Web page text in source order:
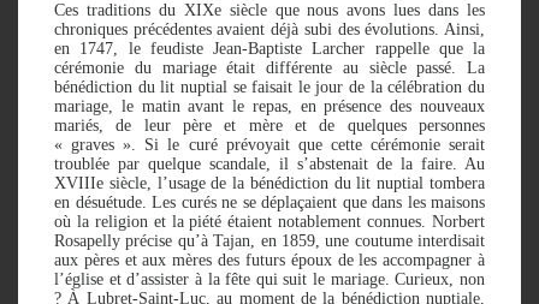
Ces traditions du XIXe siècle que nous avons lues dans les
chroniques précédentes avaient déjà subi des évolutions. Ainsi,
en 1747, le feudiste Jean-Baptiste Larcher rappelle que la
cérémonie du mariage était différente au siècle passé. La
bénédiction du lit nuptial se faisait le jour de la célébration du
mariage, le matin avant le repas, en présence des nouveaux
mariés, de leur père et mère et de quelques personnes
« graves ». Si le curé prévoyait que cette cérémonie serait
troublée par quelque scandale, il s’abstenait de la faire. Au
XVIIIe siècle, l’usage de la bénédiction du lit nuptial tombera
en désuétude. Les curés ne se déplaçaient que dans les maisons
où la religion et la piété étaient notablement connues. Norbert
Rosapelly précise qu’à Tajan, en 1859, une coutume interdisait
aux pères et aux mères des futurs époux de les accompagner à
l’église et d’assister à la fête qui suit le mariage. Curieux, non
? À Lubret-Saint-Luc, au moment de la bénédiction nuptiale,